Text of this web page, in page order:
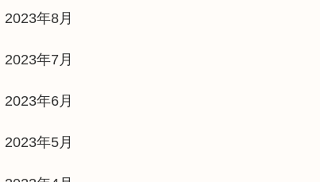
2023年8月
2023年7月
2023年6月
2023年5月